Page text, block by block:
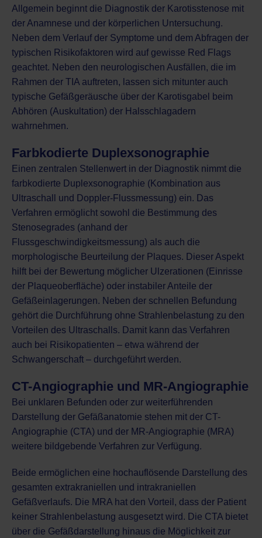
Allgemein beginnt die Diagnostik der Karotisstenose mit
der Anamnese und der körperlichen Untersuchung.
Neben dem Verlauf der Symptome und dem Abfragen der
typischen Risikofaktoren wird auf gewisse Red Flags
geachtet. Neben den neurologischen Ausfällen, die im
Rahmen der TIA auftreten, lassen sich mitunter auch
typische Gefäßgeräusche über der Karotisgabel beim
Abhören (Auskultation) der Halsschlagadern
wahrnehmen.
Farbkodierte Duplexsonographie
Einen zentralen Stellenwert in der Diagnostik nimmt die
farbkodierte Duplexsonographie (Kombination aus
Ultraschall und Doppler-Flussmessung) ein. Das
Verfahren ermöglicht sowohl die Bestimmung des
Stenosegrades (anhand der
Flussgeschwindigkeitsmessung) als auch die
morphologische Beurteilung der Plaques. Dieser Aspekt
hilft bei der Bewertung möglicher Ulzerationen (Einrisse
der Plaqueoberfläche) oder instabiler Anteile der
Gefäßeinlagerungen. Neben der schnellen Befundung
gehört die Durchführung ohne Strahlenbelastung zu den
Vorteilen des Ultraschalls. Damit kann das Verfahren
auch bei Risikopatienten – etwa während der
Schwangerschaft – durchgeführt werden.
CT-Angiographie und MR-Angiographie
Bei unklaren Befunden oder zur weiterführenden
Darstellung der Gefäßanatomie stehen mit der CT-
Angiographie (CTA) und der MR-Angiographie (MRA)
weitere bildgebende Verfahren zur Verfügung.
Beide ermöglichen eine hochauflösende Darstellung des
gesamten extrakraniellen und intrakraniellen
Gefäßverlaufs. Die MRA hat den Vorteil, dass der Patient
keiner Strahlenbelastung ausgesetzt wird. Die CTA bietet
über die Gefäßdarstellung hinaus die Möglichkeit zur